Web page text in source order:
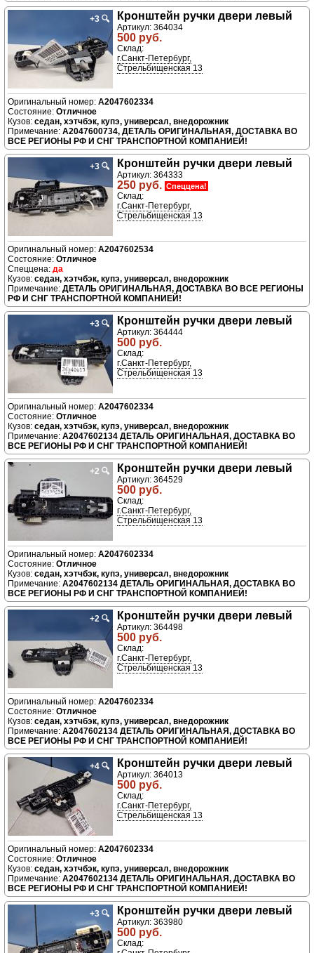
+3 🔍 Кронштейн ручки двери левый
Артикул: 364034
500 руб.
Склад:
г.Санкт-Петербург,
Стрельбищенская 13
A2047602334
Отличное
седан, хэтчбэк, купэ, универсал, внедорожник
A2047600734, ДЕТАЛЬ ОРИГИНАЛЬНАЯ, ДОСТАВКА ВО
ВСЕ РЕГИОНЫ РФ И СНГ ТРАНСПОРТНОЙ КОМПАНИЕЙ!
+3 🔍 Кронштейн ручки двери левый
Артикул: 364333
250 руб. Спеццена!
Склад:
г.Санкт-Петербург,
Стрельбищенская 13
A2047602534
Отличное
да
седан, хэтчбэк, купэ, универсал, внедорожник
ДЕТАЛЬ ОРИГИНАЛЬНАЯ, ДОСТАВКА ВО ВСЕ РЕГИОНЫ
РФ И СНГ ТРАНСПОРТНОЙ КОМПАНИЕЙ!
+3 🔍 Кронштейн ручки двери левый
Артикул: 364444
500 руб.
Склад:
г.Санкт-Петербург,
Стрельбищенская 13
A2047602334
Отличное
седан, хэтчбэк, купэ, универсал, внедорожник
A2047602134 ДЕТАЛЬ ОРИГИНАЛЬНАЯ, ДОСТАВКА ВО
ВСЕ РЕГИОНЫ РФ И СНГ ТРАНСПОРТНОЙ КОМПАНИЕЙ!
+2 🔍 Кронштейн ручки двери левый
Артикул: 364529
500 руб.
Склад:
г.Санкт-Петербург,
Стрельбищенская 13
A2047602334
Отличное
седан, хэтчбэк, купэ, универсал, внедорожник
A2047602134 ДЕТАЛЬ ОРИГИНАЛЬНАЯ, ДОСТАВКА ВО
ВСЕ РЕГИОНЫ РФ И СНГ ТРАНСПОРТНОЙ КОМПАНИЕЙ!
+2 🔍 Кронштейн ручки двери левый
Артикул: 364498
500 руб.
Склад:
г.Санкт-Петербург,
Стрельбищенская 13
A2047602334
Отличное
седан, хэтчбэк, купэ, универсал, внедорожник
A2047602134 ДЕТАЛЬ ОРИГИНАЛЬНАЯ, ДОСТАВКА ВО
ВСЕ РЕГИОНЫ РФ И СНГ ТРАНСПОРТНОЙ КОМПАНИЕЙ!
+4 🔍 Кронштейн ручки двери левый
Артикул: 364013
500 руб.
Склад:
г.Санкт-Петербург,
Стрельбищенская 13
A2047602334
Отличное
седан, хэтчбэк, купэ, универсал, внедорожник
A2047602134 ДЕТАЛЬ ОРИГИНАЛЬНАЯ, ДОСТАВКА ВО
ВСЕ РЕГИОНЫ РФ И СНГ ТРАНСПОРТНОЙ КОМПАНИЕЙ!
+3 🔍 Кронштейн ручки двери левый
Артикул: 363980
500 руб.
Склад: